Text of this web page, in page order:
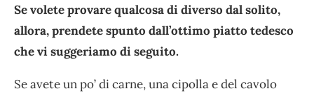
Se volete provare qualcosa di diverso dal solito,
allora, prendete spunto dall’ottimo piatto tedesco
che vi suggeriamo di seguito.
Se avete un po’ di carne, una cipolla e del cavolo